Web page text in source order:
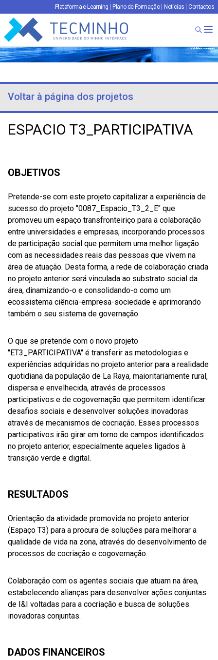
Plataforma e-Learning Plano de Formação Notícias Contactos
TECMINHO
Voltar à página dos projetos
ESPACIO T3_PARTICIPATIVA
OBJETIVOS
Pretende-se com este projeto capitalizar a experiência de
sucesso do projeto "0087_Espacio_T3_2_E" que
promoveu um espaço transfronteiriço para a colaboração
entre universidades e empresas, incorporando processos
de participação social que permitem uma melhor ligação
com as necessidades reais das pessoas que vivem na
área de atuação. Desta forma, a rede de colaboração criada
no projeto anterior será vinculada ao substrato social da
área, dinamizando-o e consolidando-o como um
ecossistema ciência-empresa-sociedade e aprimorando
também o seu sistema de governação.
O que se pretende com o novo projeto
"ET3_PARTICIPATIVA" é transferir as metodologias e
experiências adquiridas no projeto anterior para a realidade
quotidiana da população de La Raya, maioritariamente rural,
dispersa e envelhecida, através de processos
participativos e de cogovernação que permitem identificar
desafios sociais e desenvolver soluções inovadoras
através de mecanismos de cocriação. Esses processos
participativos irão girar em torno de campos identificados
no projeto anterior, especialmente aqueles ligados à
transição verde e digital.
RESULTADOS
Orientação da atividade promovida no projeto anterior
(Espaço T3) para a procura de soluções para melhorar a
qualidade de vida na zona, através do desenvolvimento de
processos de cocriação e cogovernação.
Colaboração com os agentes sociais que atuam na área,
estabelecendo alianças para desenvolver ações conjuntas
de I&I voltadas para a cocriação e busca de soluções
inovadoras conjuntas.
DADOS FINANCEIROS